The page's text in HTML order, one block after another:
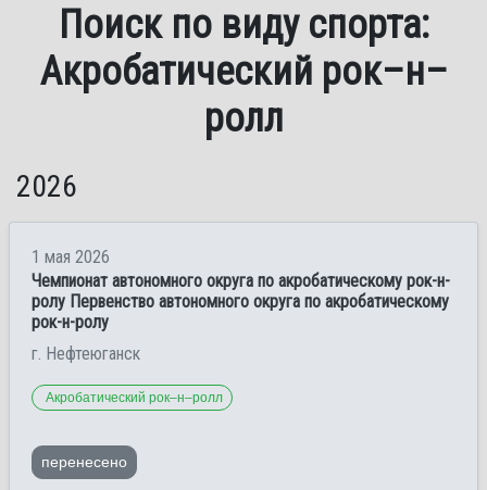
Поиск по виду спорта:
Акробатический рок–н–
ролл
2026
1 мая 2026
Чемпионат автономного округа по акробатическому рок-н-
ролу Первенство автономного округа по акробатическому
рок-н-ролу
г. Нефтеюганск
Акробатический рок–н–ролл
перенесено